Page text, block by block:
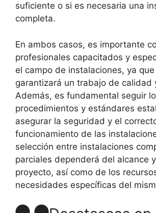
suficiente o si es necesaria una
completa.
En ambos casos, es importante
profesionales capacitados y
el campo de instalaciones, ya
garantizará un trabajo de calidad
Además, es fundamental seguir
procedimientos y estándares
asegurar la seguridad y el
funcionamiento de las
selección entre instalaciones
parciales dependerá del alcance
proyecto, así como de los
necesidades específicas del